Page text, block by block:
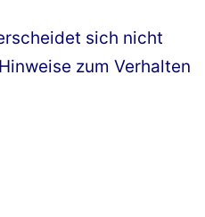
sich nicht
zum Verhalten